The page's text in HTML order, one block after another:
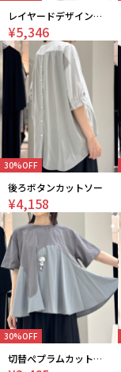
レイヤードデザインパンツ
¥5,346
30%OFF
後ろボタンカットソー
¥4,158
30%OFF
切替ぺプラムカットソー